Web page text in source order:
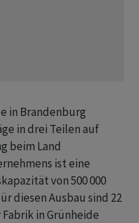
in Brandenburg
in drei Teilen auf
beim Land
ist eine
von 500 000
diesen Ausbau sind 22
in Grünheide